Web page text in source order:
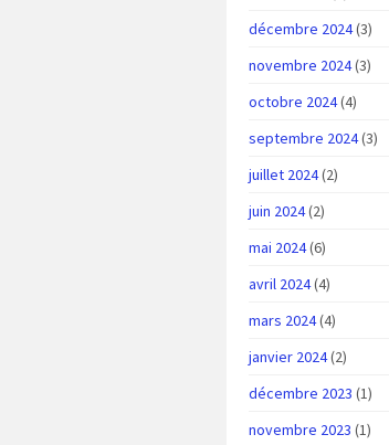
décembre 2024(3)
novembre 2024(3)
octobre 2024(4)
septembre 2024(3)
juillet 2024(2)
juin 2024(2)
mai 2024(6)
avril 2024(4)
mars 2024(4)
janvier 2024(2)
décembre 2023 (1)
novembre 2023 (1)